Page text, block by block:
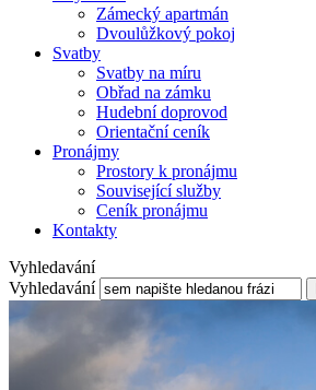
Zámecký apartmán
Dvoulůžkový pokoj
Svatby
Svatby na míru
Obřad na zámku
Hudební doprovod
Orientační ceník
Pronájmy
Prostory k pronájmu
Související služby
Ceník pronájmu
Kontakty
Vyhledavání
Vyhledavání